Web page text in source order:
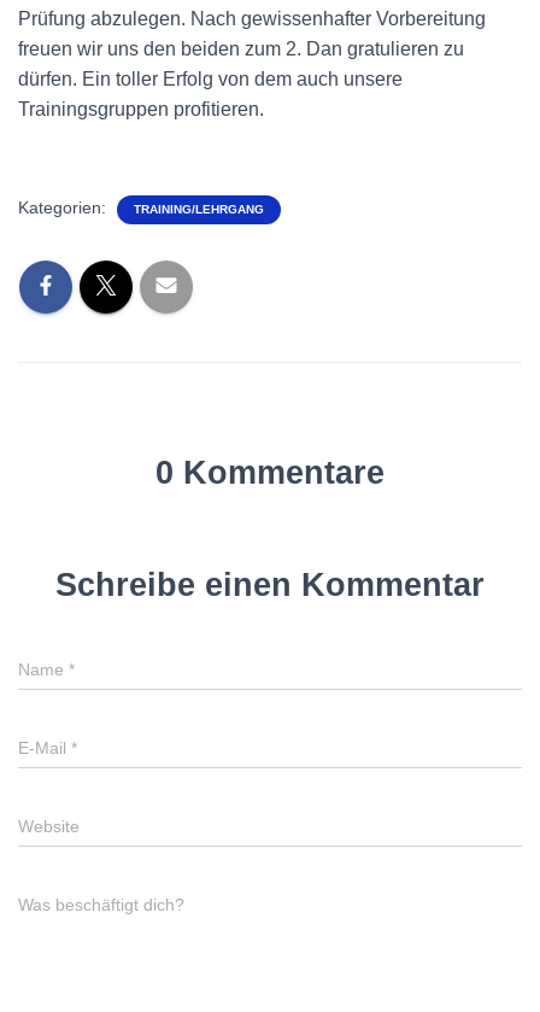
Prüfung abzulegen. Nach gewissenhafter Vorbereitung
freuen wir uns den beiden zum 2. Dan gratulieren zu
dürfen. Ein toller Erfolg von dem auch unsere
Trainingsgruppen profitieren.
Kategorien: TRAINING/LEHRGANG
0 Kommentare
Schreibe einen Kommentar
Name *
E-Mail *
Website
Was beschäftigt dich?